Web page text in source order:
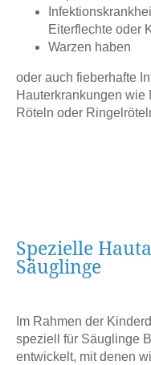
Eiterflechte oder
Warzen haben
oder auch fieberhafte
Hauterkrankungen wie
Röteln oder
Spezielle
Säuglinge
Im Rahmen der
speziell für Säuglinge
entwickelt, mit denen